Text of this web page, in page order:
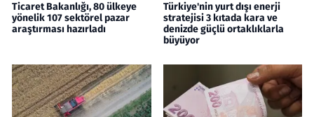
Ticaret Bakanlığı, 80 ülkeye
yönelik 107 sektörel pazar
araştırması hazırladı
Türkiye'nin yurt dışı enerji
stratejisi 3 kıtada kara ve
denizde güçlü ortaklıklarla
büyüyor